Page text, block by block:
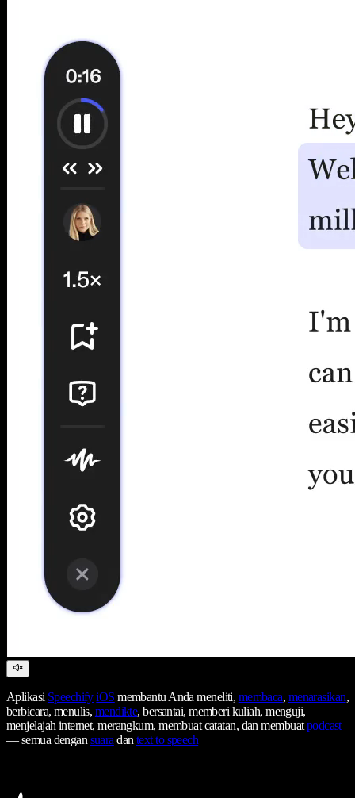
Aplikasi Speechify iOS membantu Anda meneliti, membaca, menarasikan,
berbicara, menulis, mendikte, bersantai, memberi kuliah, menguji,
menjelajah internet, merangkum, membuat catatan, dan membuatpodcast
— semua dengansuaradantext to speech